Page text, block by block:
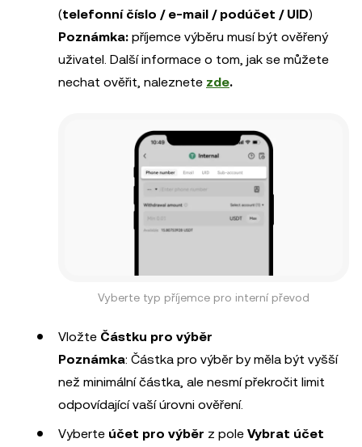
(telefonní číslo / e-mail / podúčet / UID)
Poznámka: příjemce výběru musí být ověřený
uživatel. Další informace o tom, jak se můžete
nechat ověřit, naleznete zde.
Vyberte typ příjemce pro interní převod
Vložte Částku pro výběr
Poznámka: Částka pro výběr by měla být vyšší
než minimální částka, ale nesmí překročit limit
odpovídající vaší úrovni ověření.
Vyberte účet pro výběr z pole Vybrat účet